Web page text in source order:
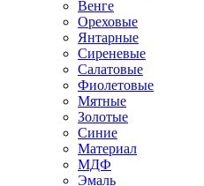
Венге
Ореховые
Янтарные
Сиреневые
Салатовые
Фиолетовые
Мятные
Золотые
Синие
Материал
МДФ
Эмаль